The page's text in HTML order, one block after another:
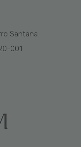
Santana
001